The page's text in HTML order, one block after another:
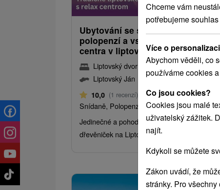
/noc/
Ubytování se snídaní nebo
polopenzí a vstupem do relax
centra v liptovské dřevěnici
Liptovský dvor ★★★Liptovský Ján
Liptovský Ján
10,0 (1 recenzí)
Od 1 Noci
Snídaně, Polopenze
Jedinečné a pohodlné ubytování v soukromí
dřevěniček na Liptově.
Chceme vám
potřebujeme
Více o
Abychom věděli, co
používáme cookies
Co jsou cookies?
Cookies jsou malé
uživatelský zážitek.
najít.
Kdykoli se můžete
Zákon uvádí, že
stránky. Pro